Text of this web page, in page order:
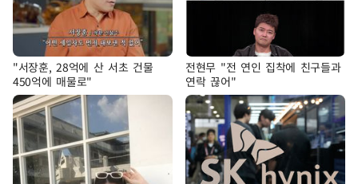
"서장훈, 28억에 산 서초 건물
450억에 매물로"
전현무 "전 연인 집착에 친구들과
연락 끊어"